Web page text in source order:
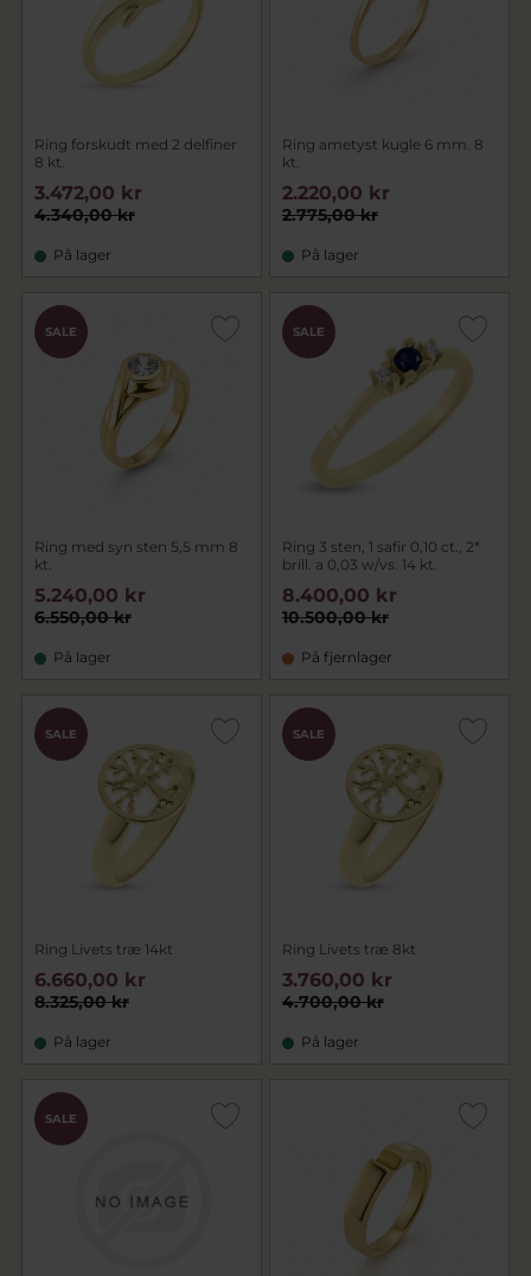
Ring forskudt med 2 delfiner
8 kt.
4.340,00 kr
3.472,00 kr
På lager
Ring ametyst kugle 6 mm. 8
kt.
2.775,00 kr
2.220,00 kr
På lager
SALE
Ring med syn sten 5,5 mm 8
kt.
6.550,00 kr
5.240,00 kr
På lager
SALE
Ring 3 sten, 1 safir 0,10 ct., 2*
brill. a 0,03 w/vs. 14 kt.
10.500,00 kr
8.400,00 kr
På fjernlager
SALE
Ring Livets træ 14kt
8.325,00 kr
6.660,00 kr
På lager
SALE
Ring Livets træ 8kt
4.700,00 kr
3.760,00 kr
På lager
SALE